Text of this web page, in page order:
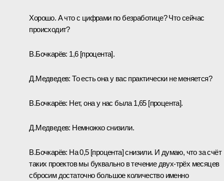
Хорошо. А что с цифрами по безработице? Что сейчас
происходит?
В.Бочкарёв: 1,6 [процента].
Д.Медведев: То есть она у вас практически не меняется?
В.Бочкарёв: Нет, она у нас была 1,65 [процента].
Д.Медведев: Немножко снизили.
В.Бочкарёв: На 0,5 [процента] снизили. И думаю, что за счёт
таких проектов мы буквально в течение двух-трёх месяцев
сбросим достаточно большое количество именно